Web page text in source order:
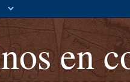
en